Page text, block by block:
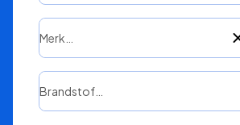
Merk…
Brandstof…